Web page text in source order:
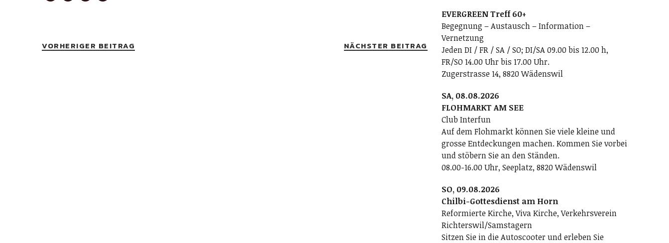
VORHERIGER BEITRAG NÄCHSTER BEITRAG
EVERGREEN Treff 60+
Begegnung – Austausch – Information –
Vernetzung
Jeden DI / FR / SA / SO; DI/SA 09.00 bis 12.00 h,
FR/SO 14.00 Uhr bis 17.00 Uhr.
Zugerstrasse 14, 8820 Wädenswil
SA, 08.08.2026
FLOHMARKT AM SEE
Club Interfun
Auf dem Flohmarkt können Sie viele kleine und
grosse Entdeckungen machen. Kommen Sie vorbei
und stöbern Sie an den Ständen.
08.00-16.00 Uhr, Seeplatz, 8820 Wädenswil
SO, 09.08.2026
Chilbi-Gottesdienst am Horn
Reformierte Kirche, Viva Kirche, Verkehrsverein
Richterswil/Samstagern
Sitzen Sie in die Autoscooter und erleben Sie